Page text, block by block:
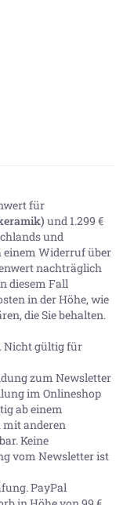
für
und 1.299 €
und
einem Widerruf über
nachträglich
diesem Fall
in der Höhe, wie
die Sie behalten.
Nicht gültig für
zum Newsletter
im Onlineshop
ab einem
mit anderen
Keine
vom Newsletter ist
PayPal